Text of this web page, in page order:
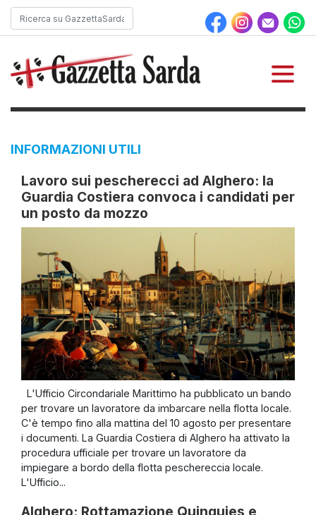
INFORMAZIONI UTILI
Lavoro sui pescherecci ad Alghero: la
Guardia Costiera convoca i candidati per
un posto da mozzo
L'Ufficio Circondariale Marittimo ha pubblicato un bando
per trovare un lavoratore da imbarcare nella flotta locale.
C'è tempo fino alla mattina del 10 agosto per presentare
i documenti. La Guardia Costiera di Alghero ha attivato la
procedura ufficiale per trovare un lavoratore da
impiegare a bordo della flotta peschereccia locale.
L'Ufficio...